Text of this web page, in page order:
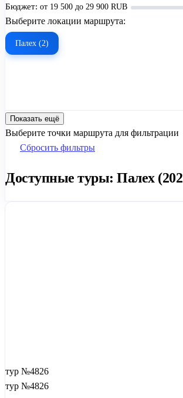
Бюджет: от 19 500 до 29 900 RUB
Выберите локации маршрута:
Палех (2)
Показать ещё
Выберите точки маршрута для фильтрации
Сбросить фильтры
Доступные туры: Палех
тур №4826
тур №4826